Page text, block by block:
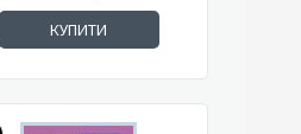
КУПИТИ